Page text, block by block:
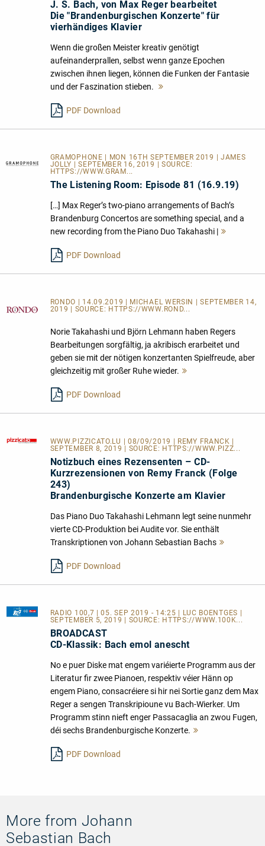
J. S. Bach, von Max Reger bearbeitet
Die "Brandenburgischen Konzerte" für
vierhändiges Klavier
Wenn die großen Meister kreativ genötigt
aufeinanderprallen, selbst wenn ganze Epochen
zwischen ihnen liegen, können die Funken der Fantasie
und der Faszination stieben.
PDF Download
GRAMOPHONE | MON 16TH SEPTEMBER 2019 | JAMES
JOLLY | SEPTEMBER 16, 2019 | SOURCE:
HTTPS://WWW.GRAM...
The Listening Room: Episode 81 (16.9.19)
[…] Max Reger’s two-piano arrangements of Bach’s
Brandenburg Concertos are something special, and a
new recording from the Piano Duo Takahashi |
PDF Download
RONDO | 14.09.2019 | MICHAEL WERSIN | SEPTEMBER 14,
2019 | SOURCE: HTTPS://WWW.ROND...
Norie Takahashi und Björn Lehmann haben Regers
Bearbeitungen sorgfältig, ja akribisch erarbeitet und
geben sie mit der nötigen konzertanten Spielfreude, aber
gleichzeitig mit großer Ruhe wieder.
PDF Download
WWW.PIZZICATO.LU | 08/09/2019 | REMY FRANCK |
SEPTEMBER 8, 2019 | SOURCE: HTTPS://WWW.PIZZ...
Notizbuch eines Rezensenten – CD-
Kurzrezensionen von Remy Franck (Folge
243)
Brandenburgische Konzerte am Klavier
Das Piano Duo Takahashi Lehmann legt seine nunmehr
vierte CD-Produktion bei Audite vor. Sie enthält
Transkriptionen von Johann Sebastian Bachs
PDF Download
RADIO 100,7 | 05. SEP 2019 - 14:25 | LUC BOENTGES |
SEPTEMBER 5, 2019 | SOURCE: HTTPS://WWW.100K...
BROADCAST
CD-Klassik: Bach emol anescht
No e puer Diske mat engem variéierte Programm aus der
Literatur fir zwee Pianoen, respektiv véier Hänn op
engem Piano, consacréiere si hir nei Sortie ganz dem Max
Reger a sengen Transkripioune vu Bach-Wierker. Um
Programm stinn nieft enger Passacaglia an zwou Fugen,
déi sechs Brandenburgische Konzerte.
PDF Download
More from Johann
Sebastian Bach